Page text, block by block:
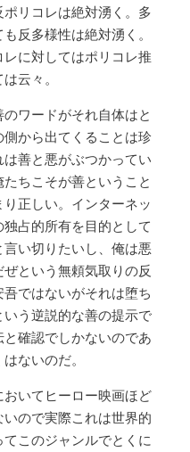
リコレは絶対湧く。多
反多様性は絶対湧く。
に対してはポリコレ推
云々。
ワードがそれ自体はと
から出てくることは珍
善と悪がぶつかってい
ちこそが善ということ
正しい。インターネッ
占的所有を目的として
い切りたいし、俺は悪
という無頼気取りの反
ではないがそれは堕ち
う逆説的な善の提示で
確認でしかないのであ
ないのだ。
いてヒーロー映画ほど
ので実際これは世界的
このジャンルでとくに